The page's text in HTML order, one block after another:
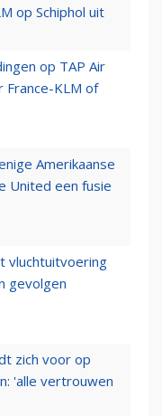
op Schiphol uit
op TAP Air
France-KLM of
Amerikaanse
United een fusie
vluchtuitvoering
gevolgen
zich voor op
'alle vertrouwen